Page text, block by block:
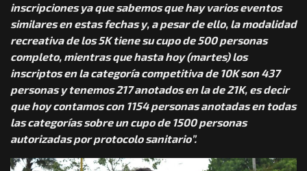
inscripciones ya que sabemos que hay varios eventos
similares en estas fechas y, a pesar de ello, la modalidad
recreativa de los 5K tiene su cupo de 500 personas
completo, mientras que hasta hoy (martes) los
inscriptos en la categoría competitiva de 10K son 437
personas y tenemos 217 anotados en la de 21K, es decir
que hoy contamos con 1154 personas anotadas en todas
las categorías sobre un cupo de 1500 personas
autorizadas por protocolo sanitario”.